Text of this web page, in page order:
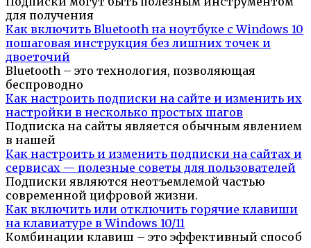
для получения
Как включить Bluetooth на ноутбуке с Windows 10
пошаговая инструкция без лишних точек и
двоеточий
Bluetooth – это технология, позволяющая
беспроводно
Как настроить подписки на сайте и изменить их
настройки в несколько простых шагов
Подписка на сайты является обычным явлением
в нашей
Как настроить и изменить подписки на сайтах и
сервисах — полезные советы для пользователей
Подписки являются неотъемлемой частью
современной цифровой жизни.
Как включить или отключить горячие клавиши
на клавиатуре в Windows 10/11
Комбинации клавиш – это эффективный способ